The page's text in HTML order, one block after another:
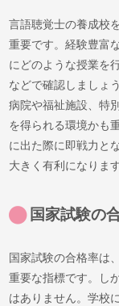
言語聴覚士の養成校
重要です。経験豊富
にどのような授業を
などで確認しましょう
病院や福祉施設、特
を得られる環境かも
に出た際に即戦力と
大きく有利になります
国家試験の
国家試験の合格率は
重要な指標です。し
はありません。学校